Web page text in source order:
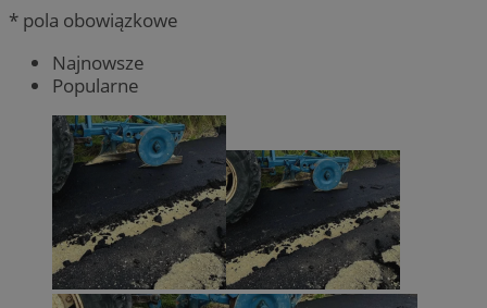
* pola obowiązkowe
Najnowsze
Popularne